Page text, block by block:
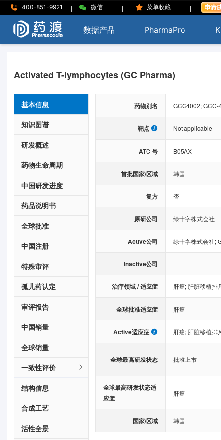
400-851-9921 | 微信 | 菜单收藏 |
数据产品 PharmaPro
Activated T-lymphocytes (GC Pharma)
基本信息
知识图谱
研发概述
药物生命周期
中国研发进度
药品说明书
全球批准
中国注册
特殊审评
孤儿药认定
审评报告
中国销量
全球销量
一致性评价
结构信息
合成工艺
活性全景
药物别名 GCC4002;
靶点 Not applicable
ATC 号 B05AX
首批国家/区域 韩国
复方 否
原研公司 绿十字株式会社
Active公司 绿十字株式会社;
Inactive公司
治疗领域 / 适应症 肝癌; 肝脏移植排
全球批准适应症 肝癌
Active适应症 肝癌; 肝脏移植排
全球最高研发状态 批准上市
全球最高研发状态适
应症
肝癌
国家/区域 韩国